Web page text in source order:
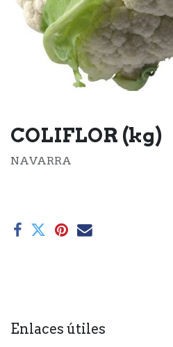
COLIFLOR (kg)
NAVARRA
Enlaces útiles